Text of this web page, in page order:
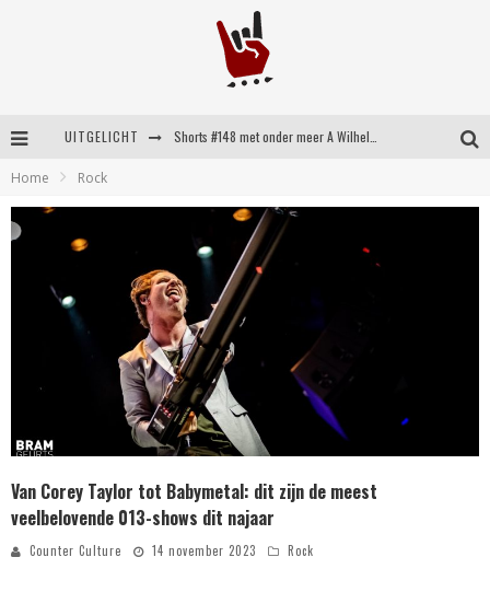
UITGELICHT
Shorts #149 met onder meer No Cure, Eva Under Fire, The Hu en Sleeping With Sirens
Home Rock
Van Corey Taylor tot Babymetal: dit zijn de meest
veelbelovende 013-shows dit najaar
Counter Culture 14 november 2023 Rock